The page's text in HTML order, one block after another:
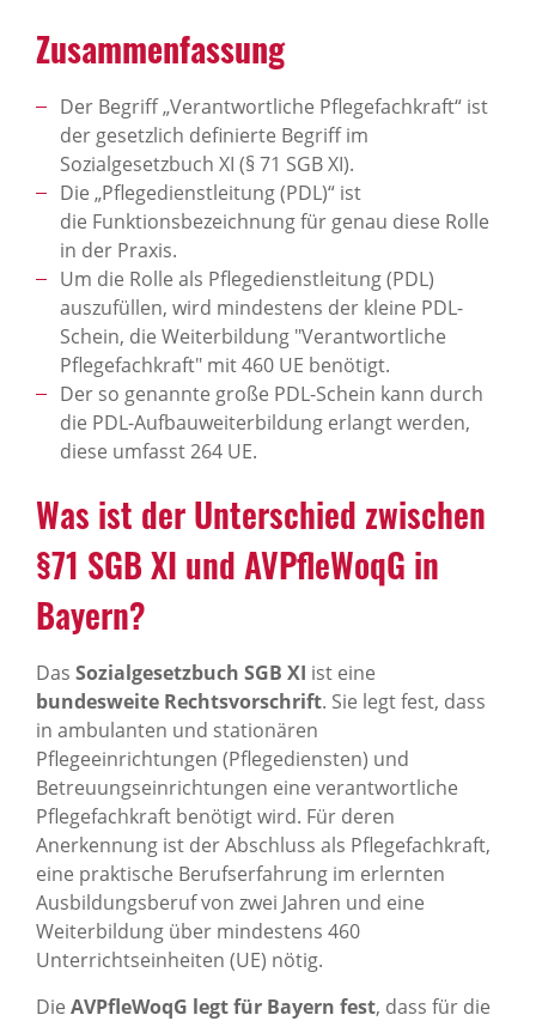
Zusammenfassung
Der Begriff „Verantwortliche Pflegefachkraft“ ist
der gesetzlich definierte Begriff im
Sozialgesetzbuch XI (§ 71 SGB XI).
Die „Pflegedienstleitung (PDL)“ ist
die Funktionsbezeichnung für genau diese Rolle
in der Praxis.
Um die Rolle als Pflegedienstleitung (PDL)
auszufüllen, wird mindestens der kleine PDL-
Schein, die Weiterbildung "Verantwortliche
Pflegefachkraft" mit 460 UE benötigt.
Der so genannte große PDL-Schein kann durch
die PDL-Aufbauweiterbildung erlangt werden,
diese umfasst 264 UE.
Was ist der Unterschied zwischen
§71 SGB XI und AVPfleWoqG in
Bayern?
Das Sozialgesetzbuch SGB XI ist eine
bundesweite Rechtsvorschrift. Sie legt fest, dass
in ambulanten und stationären
Pflegeeinrichtungen (Pflegediensten) und
Betreuungseinrichtungen eine verantwortliche
Pflegefachkraft benötigt wird. Für deren
Anerkennung ist der Abschluss als Pflegefachkraft,
eine praktische Berufserfahrung im erlernten
Ausbildungsberuf von zwei Jahren und eine
Weiterbildung über mindestens 460
Unterrichtseinheiten (UE) nötig.
Die AVPfleWoqG legt für Bayern fest, dass für die